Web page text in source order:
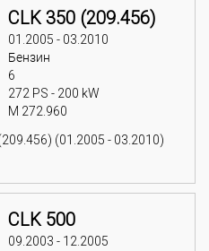
CLK 350 (209.456)
01.2005 - 03.2010
Бензин
6
272 PS - 200 kW
M 272.960
(01.2005 - 03.2010)
CLK 500
09.2003 - 12.2005